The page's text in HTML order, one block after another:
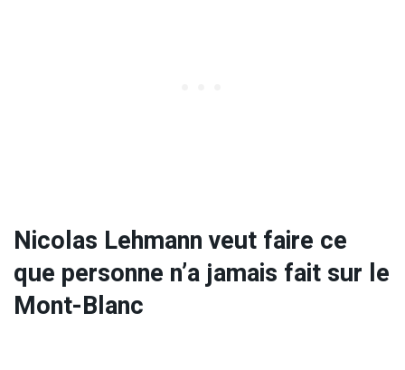
Nicolas Lehmann veut faire ce
que personne n’a jamais fait sur le
Mont-Blanc